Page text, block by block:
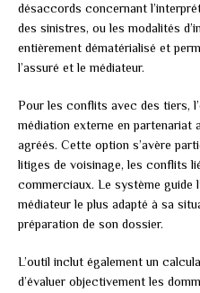
désaccords concernant
des sinistres, ou les modalités
entièrement dématérialisé et
l’assuré et le médiateur.
Pour les conflits avec des tiers,
médiation externe en partenariat
agréés. Cette option s’avère
litiges de voisinage, les conflits
commerciaux. Le système guide
médiateur le plus adapté à sa
préparation de son dossier.
L’outil inclut également un
d’évaluer objectivement les